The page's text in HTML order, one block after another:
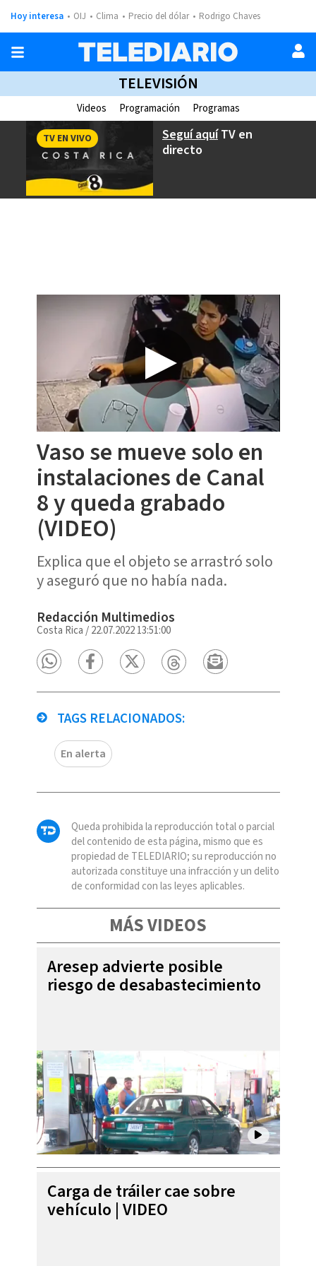
Hoy interesa OIJ Clima Precio del dólar Rodrigo Chaves
TELEVISIÓN
Videos Programación Programas
Seguí aquíTV en
directo
TV EN VIVO
Vaso se mueve solo en
instalaciones de Canal
8 y queda grabado
(VIDEO)
Explica que el objeto se arrastró solo
y aseguró que no había nada.
Redacción Multimedios
Costa Rica /22.07.2022 13:51:00
TAGS RELACIONADOS:
En alerta
Queda prohibida la reproducción total o parcial
del contenido de esta página, mismo que es
propiedad de TELEDIARIO; su reproducción no
autorizada constituye una infracción y un delito
de conformidad con las leyes aplicables.
MÁS VIDEOS
Aresep advierte posible
riesgo de desabastecimiento
Carga de tráiler cae sobre
vehículo | VIDEO